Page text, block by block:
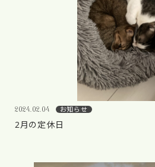
2024.02.04 お知らせ
2月の定休日